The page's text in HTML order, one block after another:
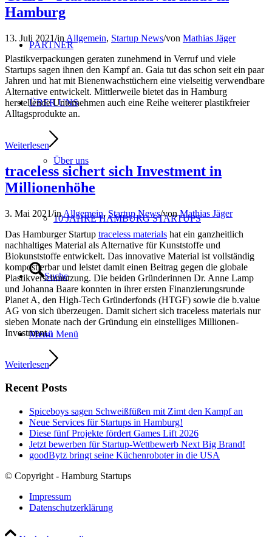
PARTNER
ÜBER UNS
Über uns
10 JAHRE HAMBURG STARTUPS
Suche
Menü Menü
Hamburg
13. Juli 2021/in Allgemein, Startup News/von Mathias Jäger
Plastikverpackungen geraten zunehmend in Verruf und viele
Startups sagen ihnen den Kampf an. Gaia tut das schon seit ein paar
Jahren und hat mit Bienenwachstüchern eine vielseitig verwendbare
Alternative entwickelt. Mittlerweile bietet das in Hamburg
herstellende Unternehmen auch eine Reihe weiterer plastikfreier
Alltagsprodukte an.
Weiterlesen
traceless sichert sich Investment in
Millionenhöhe
3. Mai 2021/inAllgemein, Startup News/vonMathias Jäger
Das Hamburger Startup traceless materials hat ein ganzheitlich
nachhaltiges Material als Alternative für Kunststoffe und
Biokunststoffe entwickelt. Das innovative Material ist vollständig
kompostierbar und leistet damit einen Beitrag gegen die globale
Plastikverschmutzung. Die beiden Gründerinnen Dr. Anne Lamp
und Johanna Baare konnten in ihrer ersten Finanzierungsrunde
Planet A, den High-Tech Gründerfonds (HTGF) sowie die b.value
AG von sich überzeugen. Damit sichert sich traceless materials nur
sieben Monate nach der Gründung ein einstelliges Millionen-
Investment.
Weiterlesen
Recent Posts
Spiceboys sagen Schweißfüßen mit Zimt den Kampf an
Neue Services für Startups in Hamburg!
Diese fünf Projekte fördert Games Lift 2026
Jetzt bewerben für Startup-Wettbewerb Next Big Brand!
goodBytz bringt seine Küchenroboter in die USA
© Copyright - Hamburg Startups
Impressum
Datenschutzerklärung